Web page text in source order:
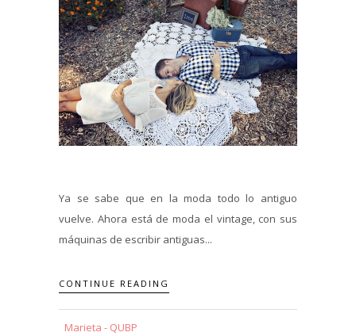
Ya se sabe que en la moda todo lo antiguo
vuelve. Ahora está de moda el vintage, con sus
máquinas de escribir antiguas...
CONTINUE READING
Marieta - QUBP